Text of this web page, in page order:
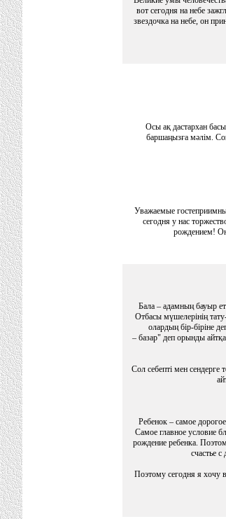
вот сегодня на небе
звездочка на небе, он
Осы ақ дастархан
баршаңызға мәлім.
Уважаемые
сегодня у нас
рождением! Он
Бала – адамның бауыр
Отбасы мүшелерінің
олардың бір-біріне
– базар" деп орынды
Сол себепті мен сендерге
Ребенок – самое
Самое главное условие
рождение ребенка.
счастье
Поэтому сегодня я хочу